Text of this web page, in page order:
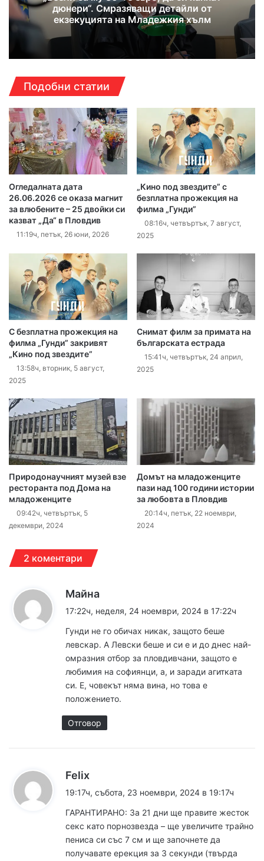
дюнери“. Смразяващи детайли от
екзекуцията на Младежкия хълм
Подобни статии
Огледалната дата
26.06.2026 се оказа магнит
за влюбените – 25 двойки си
казват „Да“ в Пловдив
11:19ч, петък, 26 юни, 2026
„Кино под звездите” с
безплатна прожекция на
филма „Гунди”
08:16ч, четвъртък, 7 август,
2025
С безплатна прожекция на
филма „Гунди” закривят
„Кино под звездите”
13:58ч, вторник, 5 август,
2025
Снимат филм за примата на
българската естрада
15:41ч, четвъртък, 24 април,
2025
Природонаучният музей взе
ресторанта под Дома на
младоженците
09:42ч, четвъртък, 5
декември, 2024
Домът на младоженците
пази над 100 години истории
за любовта в Пловдив
20:14ч, петък, 22 ноември,
2024
2 коментари
Майна
а
:
17:22ч, неделя, 24 ноември, 2024 в 17:22ч
Гунди не го обичах никак, защото беше
левскар. А Левски беше и си е и до днес най-
омразния отбор за пловдивчани, защото е
любимия на софиянци, а, и заради агитката
си. Е, човекът няма вина, но това е
положението.
Отговор
Felix
а
:
19:17ч, събота, 23 ноември, 2024 в 19:17ч
ГАРАНТИРАНО: За 21 дни ще правите жесток
секс като порнозвезда – ще увеличите трайно
пениса си със 7 см и ще започнете да
получавате ерекция за 3 секунди (твърда